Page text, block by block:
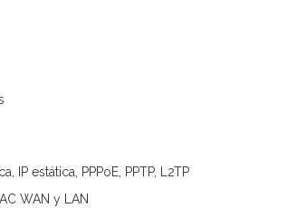
IP estática, PPPoE, PPTP, L2TP
WAN y LAN